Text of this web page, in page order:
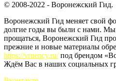
© 2008-2022 - Воронежский Гид.
Воронежский Гид меняет свой
долгие годы вы были с нами.
прощаться, Воронежский Гид
прежние и новые материалы
https://vrnency.ru/под брендом
Ждём Вас в наших социальных